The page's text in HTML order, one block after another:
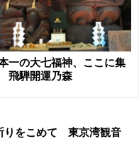
を譲るように」と申し
る条件として、自分が
いと答えました。その
す。大国様は、縁結び
は、国中の神様が出雲
われます。
一の大七福神、ここに集
飛騨開運乃森
りをこめて 東京湾観音